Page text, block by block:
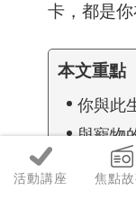
活動講座 焦點
卡，都是
本文重點
你與此
與寵物
病患照